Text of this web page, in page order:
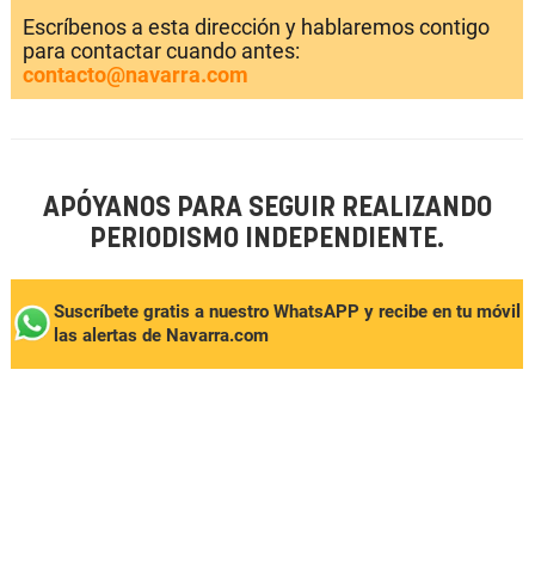
Escríbenos a esta dirección y hablaremos contigo
para contactar cuando antes:
contacto@navarra.com
APÓYANOS PARA SEGUIR REALIZANDO
PERIODISMO INDEPENDIENTE.
Suscríbete gratis a nuestro WhatsAPP y recibe en tu móvil
las alertas de Navarra.com